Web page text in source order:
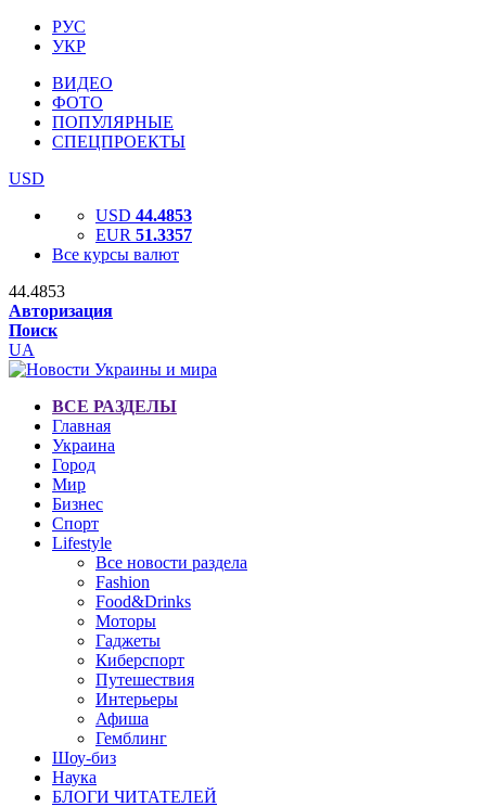
РУС
УКР
ВИДЕО
ФОТО
ПОПУЛЯРНЫЕ
СПЕЦПРОЕКТЫ
USD
USD 44.4853
EUR 51.3357
Все курсы валют
44.4853
Авторизация
Поиск
UA
ВСЕ РАЗДЕЛЫ
Главная
Украина
Город
Мир
Бизнес
Спорт
Lifestyle
Все новости раздела
Fashion
Food&Drinks
Моторы
Гаджеты
Киберспорт
Путешествия
Интерьеры
Афиша
Гемблинг
Шоу-биз
Наука
БЛОГИ ЧИТАТЕЛЕЙ